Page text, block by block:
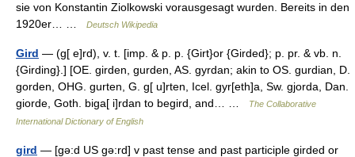
sie von Konstantin Ziolkowski vorausgesagt wurden. Bereits in den
1920er… …
Deutsch Wikipedia
Gird — (g[ e]rd), v. t. [imp. & p. p. {Girt}or {Girded}; p. pr. & vb. n.
{Girding}.] [OE. girden, gurden, AS. gyrdan; akin to OS. gurdian, D.
gorden, OHG. gurten, G. g[ u]rten, Icel. gyr[eth]a, Sw. gjorda, Dan.
giorde, Goth. biga[ i]rdan to begird, and… …
The Collaborative
International Dictionary of English
gird — [gə:d US gə:rd] v past tense and past participle girded or